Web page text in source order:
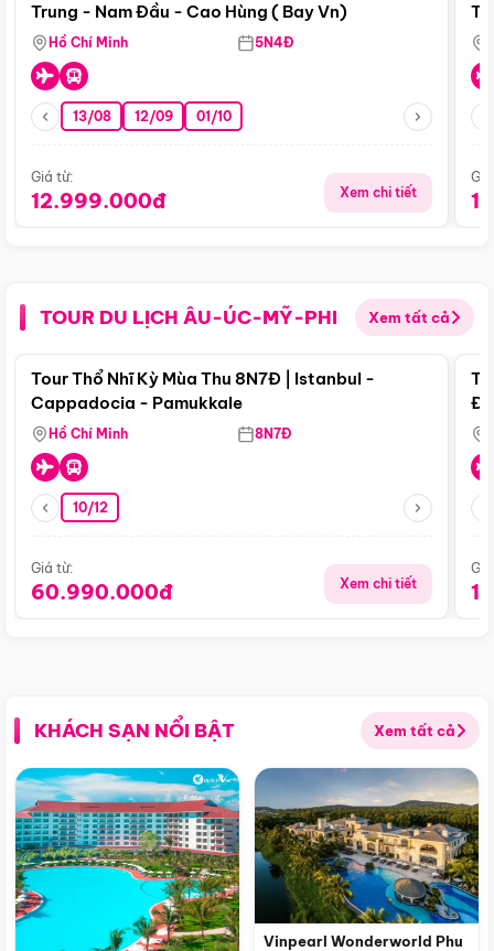
Trung - Nam Đầu - Cao Hùng ( Bay Vn)
Hồ Chí Minh 5N4Đ
13/08 12/09 01/10
Giá từ:
12.999.000đ Xem chi tiết
TOUR DU LỊCH ÂU-ÚC-MỸ-PHI Xem tất cả
Điểm nổi bật
Tour Thổ Nhĩ Kỳ Mùa Thu 8N7Đ | Istanbul -
Cappadocia - Pamukkale
Hồ Chí Minh 8N7Đ
10/12
Giá từ:
60.990.000đ Xem chi tiết
KHÁCH SẠN NỔI BẬT Xem tất cả
Vinpearl Wonderworld Phu